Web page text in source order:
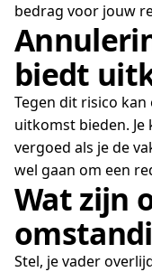
bedrag voor jouw
biedt
Tegen dit risico kan
uitkomst bieden.
vergoed als je de
wel gaan om een
Wat zijn
Stel, je vader